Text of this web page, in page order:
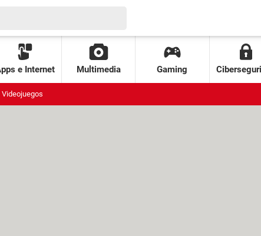
e Internet Multimedia Gaming
Videojuegos